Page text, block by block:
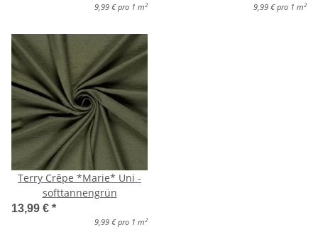
9,99 € pro 1 m 2 9,99 € pro 1 m 2
Terry Crêpe *Marie* Uni -
softtannengrün
13,99 € *
9,99 € pro 1 m 2